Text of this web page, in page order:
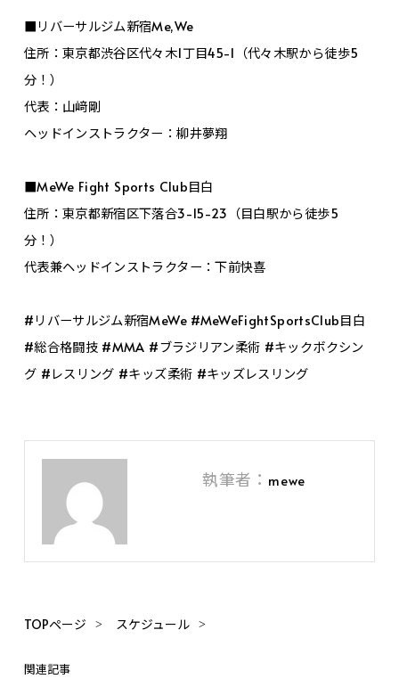
■リバーサルジム新宿Me,We
住所：東京都渋谷区代々木1丁目45-1（代々木駅から徒歩5
分！）
代表：山﨑剛
ヘッドインストラクター：柳井夢翔
■MeWe Fight Sports Club目白
住所：東京都新宿区下落合3-15-23（目白駅から徒歩5
分！）
代表兼ヘッドインストラクター：下前快喜
#リバーサルジム新宿MeWe #MeWeFightSportsClub目白
#総合格闘技 #MMA #ブラジリアン柔術 #キックボクシン
グ #レスリング #キッズ柔術 #キッズレスリング
執筆者： mewe
TOPページ スケジュール
関連記事